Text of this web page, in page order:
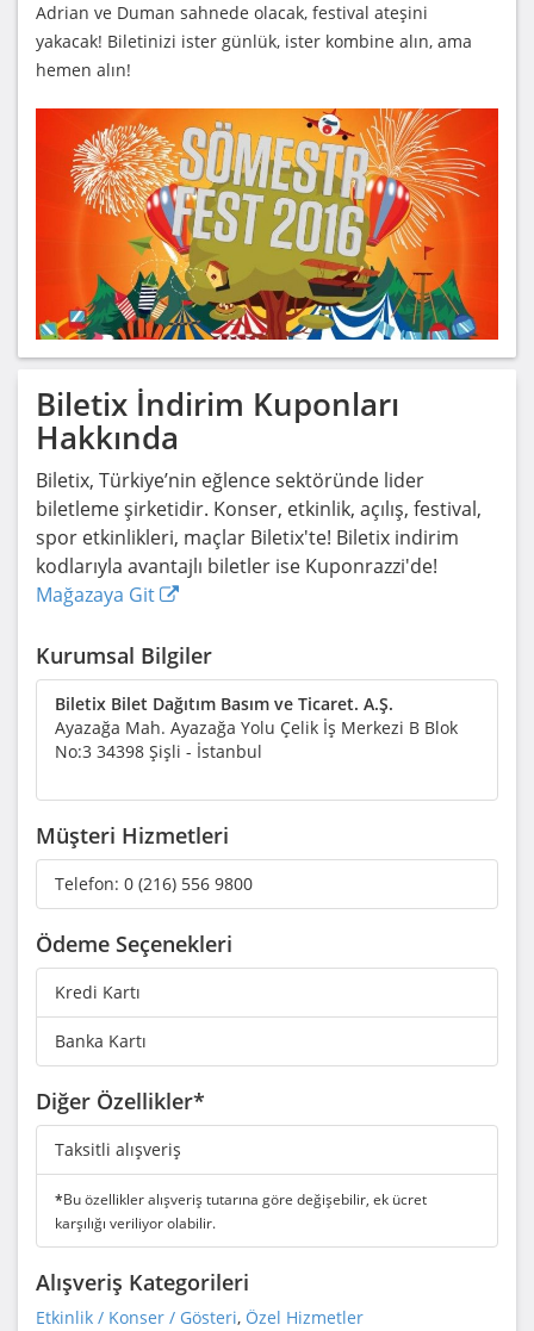
Adrian ve Duman sahnede olacak, festival ateşini
yakacak! Biletinizi ister günlük, ister kombine alın, ama
hemen alın!
Biletix İndirim Kuponları
Hakkında
Biletix, Türkiye’nin eğlence sektöründe lider
biletleme şirketidir. Konser, etkinlik, açılış, festival,
spor etkinlikleri, maçlar Biletix'te! Biletix indirim
kodlarıyla avantajlı biletler ise Kuponrazzi'de!
Mağazaya Git
Kurumsal Bilgiler
Biletix Bilet Dağıtım Basım ve Ticaret. A.Ş.
Ayazağa Mah. Ayazağa Yolu Çelik İş Merkezi B Blok
No:3 34398 Şişli - İstanbul
Müşteri Hizmetleri
Telefon: 0 (216) 556 9800
Ödeme Seçenekleri
Kredi Kartı
Banka Kartı
Diğer Özellikler*
Taksitli alışveriş
*Bu özellikler alışveriş tutarına göre değişebilir, ek ücret
karşılığı veriliyor olabilir.
Alışveriş Kategorileri
Etkinlik / Konser / Gösteri, Özel Hizmetler